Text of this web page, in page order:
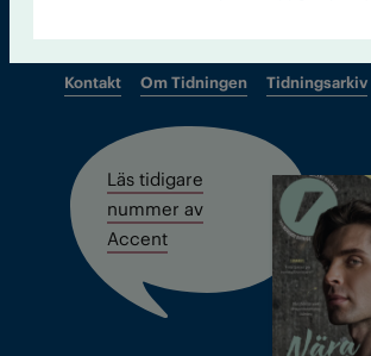
Kontakt Om Tidningen Tidningsarkiv
Läs tidigare
nummer av
Accent